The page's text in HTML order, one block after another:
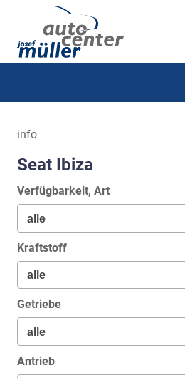
info
Seat Ibiza
Verfügbarkeit, Art
Kraftstoff
Getriebe
Antrieb